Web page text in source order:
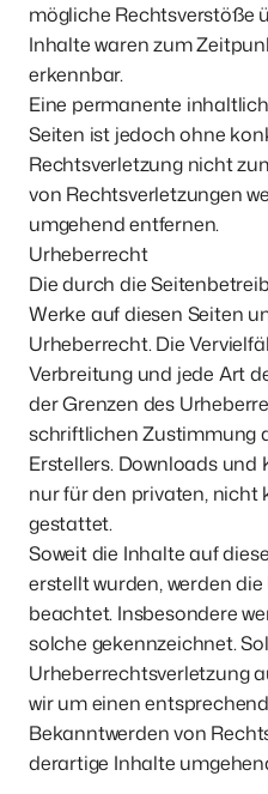
mögliche Rechtsverstöße
Inhalte waren zum
erkennbar.
Eine permanente
Seiten ist jedoch ohne
Rechtsverletzung nicht
von Rechtsverletzungen
umgehend entfernen.
Urheberrecht
Die durch die
Werke auf diesen Seiten
Urheberrecht. Die
Verbreitung und jede Art
der Grenzen des
schriftlichen Zustimmung
Erstellers. Downloads und
nur für den privaten, nicht
gestattet.
Soweit die Inhalte auf
erstellt wurden, werden
beachtet. Insbesondere
solche gekennzeichnet.
Urheberrechtsverletzung
wir um einen
Bekanntwerden von
derartige Inhalte